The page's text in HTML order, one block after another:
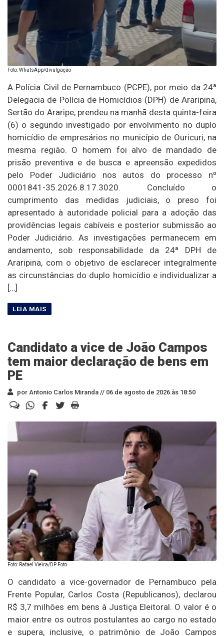
Foto: WhatsApp/divulgação
A Polícia Civil de Pernambuco (PCPE), por meio da 24ª
Delegacia de Polícia de Homicídios (DPH) de Araripina,
Sertão do Araripe, prendeu na manhã desta quinta-feira
(6) o segundo investigado por envolvimento no duplo
homicídio de empresários no município de Ouricuri, na
mesma região. O homem foi alvo de mandado de
prisão preventiva e de busca e apreensão expedidos
pelo Poder Judiciário nos autos do processo nº
0001841-35.2026.8.17.3020. Concluído o
cumprimento das medidas judiciais, o preso foi
apresentado à autoridade policial para a adoção das
providências legais cabíveis e posterior submissão ao
Poder Judiciário. As investigações permanecem em
andamento, sob responsabilidade da 24ª DPH de
Araripina, com o objetivo de esclarecer integralmente
as circunstâncias do duplo homicídio e individualizar a
[…]
Candidato a vice de João Campos
tem maior declaração de bens em
PE
por Antonio Carlos Miranda // 06 de agosto de 2026 às 18:50
Foto: Rafael Vieira/DP Foto
O candidato a vice-governador de Pernambuco pela
Frente Popular, Carlos Costa (Republicanos), declarou
R$ 3,7 milhões em bens à Justiça Eleitoral. O valor é o
maior entre os outros postulantes ao cargo no estado
e supera, inclusive, o patrimônio de João Campos